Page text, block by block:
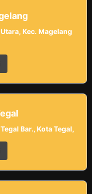
Kec. Magelang
Bar., Kota Tegal,